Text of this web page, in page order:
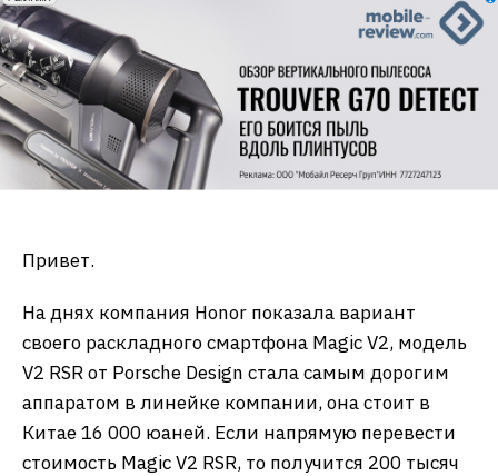
Привет.
На днях компания Honor показала вариант
своего раскладного смартфона Magic V2, модель
V2 RSR от Porsche Design стала самым дорогим
аппаратом в линейке компании, она стоит в
Китае 16 000 юаней. Если напрямую перевести
стоимость Magic V2 RSR, то получится 200 тысяч